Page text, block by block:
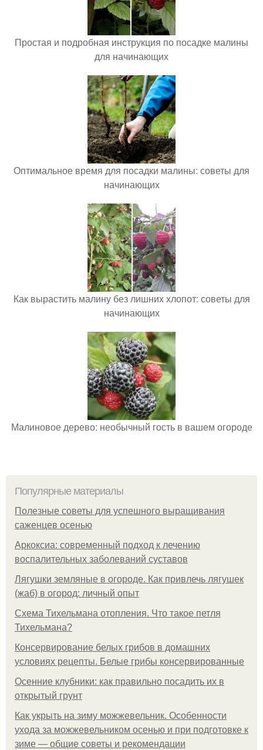
Простая и подробная инструкция по посадке малины
для начинающих
Оптимальное время для посадки малины: советы для
начинающих
Как вырастить малину без лишних хлопот: советы для
начинающих
Малиновое дерево: необычный гость в вашем огороде
Популярные материалы
Полезные советы для успешного выращивания
саженцев осенью
Аркоксиа: современный подход к лечению
воспалительных заболеваний суставов
Лягушки земляные в огороде. Как привлечь лягушек
(жаб) в огород: личный опыт
Схема Тихельмана отопления. Что такое петля
Тихельмана?
Консервирование белых грибов в домашних
условиях рецепты. Белые грибы консервированные
Осенние клубники: как правильно посадить их в
открытый грунт
Как укрыть на зиму можжевельник. Особенности
ухода за можжевельником осенью и при подготовке к
зиме — общие советы и рекомендации